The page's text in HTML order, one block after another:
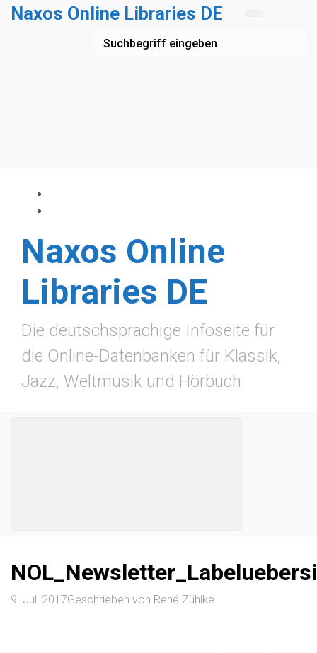
Zum Hauptinhalt springen
Naxos Online Libraries DE
Naxos Online
Libraries DE
Die deutschsprachige Infoseite für
die Online-Datenbanken für Klassik,
Jazz, Weltmusik und Hörbuch.
9. Juli 2017Geschrieben von René Zühlke